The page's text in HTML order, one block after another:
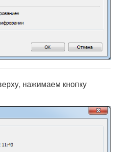
нажимаем кнопку